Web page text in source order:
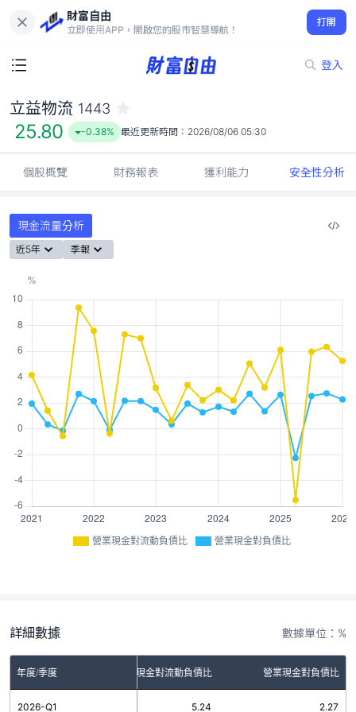
財富自由
立即使用APP，開啟您的股市智慧導航！
打開
登入
25.80
-0.38%
立益物流 1443
25.80 -0.38% 最近更新時間： 2026/08/06 05:30
個股概覽 財務報表 獲利能力 安全性分析
現金流量分析
近5年 季報
營業現金對流動負債比 營業現金對負債比
詳細數據 數據單位：%
年度/季度 營業現金對流動負債比 營業現金對負債比
2026-Q1 5.24 2.27